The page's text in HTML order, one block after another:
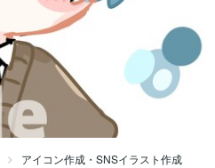
アイコン作成・SNSイラスト作成